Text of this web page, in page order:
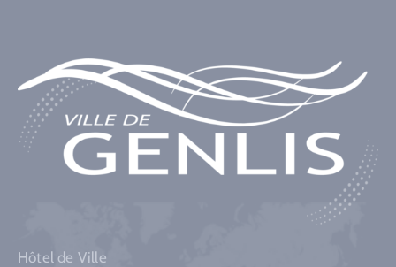
Hôtel de Ville